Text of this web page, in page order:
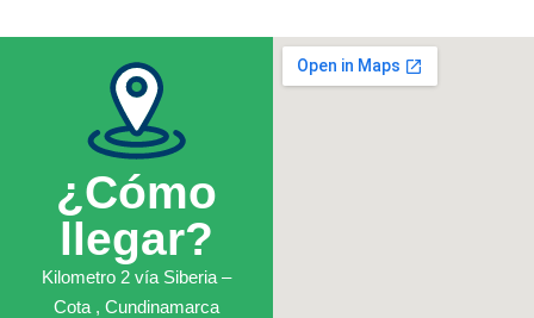
¿Cómo
llegar?
Kilometro 2 vía Siberia –
Cota , Cundinamarca